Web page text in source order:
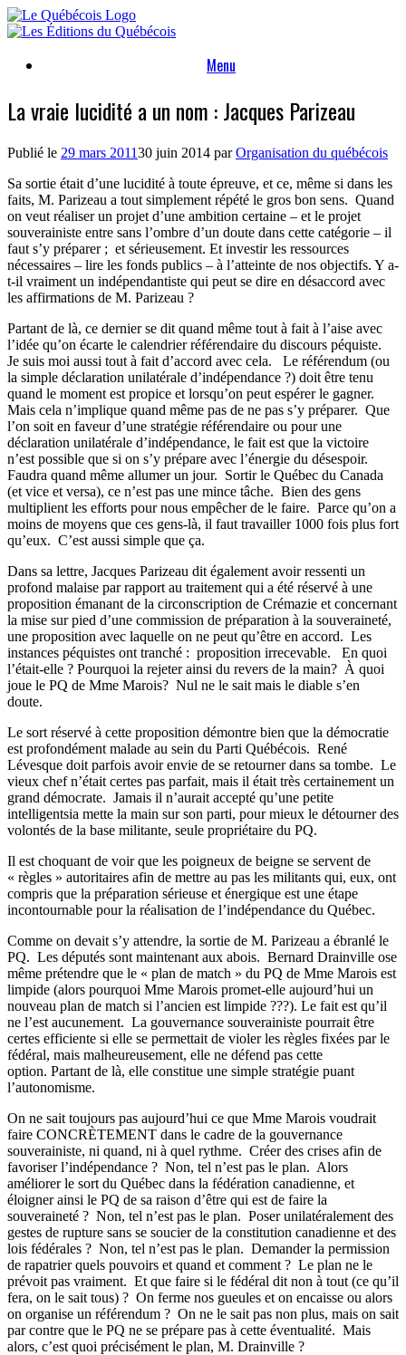
Skip
to
Menu
La vraie lucidité a un nom : Jacques Parizeau
Publié le 29 mars 201130 juin 2014 parOrganisation du québécois
Sa sortie était d’une lucidité à toute épreuve, et ce, même si dans les
faits, M. Parizeau a tout simplement répété le gros bon sens. Quand
on veut réaliser un projet d’une ambition certaine – et le projet
souverainiste entre sans l’ombre d’un doute dans cette catégorie – il
faut s’y préparer ; et sérieusement. Et investir les ressources
nécessaires – lire les fonds publics – à l’atteinte de nos objectifs. Y a-
t-il vraiment un indépendantiste qui peut se dire en désaccord avec
les affirmations de M. Parizeau ?
Partant de là, ce dernier se dit quand même tout à fait à l’aise avec
l’idée qu’on écarte le calendrier référendaire du discours péquiste.
Je suis moi aussi tout à fait d’accord avec cela.
Le référendum (ou
la simple déclaration unilatérale d’indépendance ?) doit être tenu
quand le moment est propice et lorsqu’on peut espérer le gagner.
Mais cela n’implique quand même pas de ne pas s’y préparer. Que
l’on soit en faveur d’une stratégie référendaire ou pour une
déclaration unilatérale d’indépendance, le fait est que la victoire
n’est possible que si on s’y prépare avec l’énergie du désespoir.
Faudra quand même allumer un jour. Sortir le Québec du Canada
(et vice et versa), ce n’est pas une mince tâche. Bien des gens
multiplient les efforts pour nous empêcher de le faire. Parce qu’on a
moins de moyens que ces gens-là, il faut travailler 1000 fois plus fort
qu’eux. C’est aussi simple que ça.
Dans sa lettre, Jacques Parizeau dit également avoir ressenti un
profond malaise par rapport au traitement qui a été réservé à une
proposition émanant de la circonscription de Crémazie et concernant
la mise sur pied d’une commission de préparation à la souveraineté,
une proposition avec laquelle on ne peut qu’être en accord. Les
instances péquistes ont tranché : proposition irrecevable.
En quoi
l’était-elle ? Pourquoi la rejeter ainsi du revers de la main? À quoi
joue le PQ de Mme Marois? Nul ne le sait mais le diable s’en
doute.
Le sort réservé à cette proposition démontre bien que la démocratie
est profondément malade au sein du Parti Québécois. René
Lévesque doit parfois avoir envie de se retourner dans sa tombe. Le
vieux chef n’était certes pas parfait, mais il était très certainement un
grand démocrate. Jamais il n’aurait accepté qu’une petite
intelligentsia mette la main sur son parti, pour mieux le détourner des
volontés de la base militante, seule propriétaire du PQ.
Il est choquant de voir que les poigneux de beigne se servent de
« règles » autoritaires afin de mettre au pas les militants qui, eux, ont
compris que la préparation sérieuse et énergique est une étape
incontournable pour la réalisation de l’indépendance du Québec.
Comme on devait s’y attendre, la sortie de M. Parizeau a ébranlé le
PQ. Les députés sont maintenant aux abois. Bernard Drainville ose
même prétendre que le « plan de match » du PQ de Mme Marois est
limpide (alors pourquoi Mme Marois promet-elle aujourd’hui un
nouveau plan de match si l’ancien est limpide ???). Le fait est qu’il
ne l’est aucunement. La gouvernance souverainiste pourrait être
certes efficiente si elle se permettait de violer les règles fixées par le
fédéral, mais malheureusement, elle ne défend pas cette
option. Partant de là, elle constitue une simple stratégie puant
l’autonomisme.
On ne sait toujours pas aujourd’hui ce que Mme Marois voudrait
faire CONCRÈTEMENT dans le cadre de la gouvernance
souverainiste, ni quand, ni à quel rythme. Créer des crises afin de
favoriser l’indépendance ? Non, tel n’est pas le plan. Alors
améliorer le sort du Québec dans la fédération canadienne, et
éloigner ainsi le PQ de sa raison d’être qui est de faire la
souveraineté ? Non, tel n’est pas le plan. Poser unilatéralement des
gestes de rupture sans se soucier de la constitution canadienne et des
lois fédérales ? Non, tel n’est pas le plan. Demander la permission
de rapatrier quels pouvoirs et quand et comment ? Le plan ne le
prévoit pas vraiment. Et que faire si le fédéral dit non à tout (ce qu’il
fera, on le sait tous) ? On ferme nos gueules et on encaisse ou alors
on organise un référendum ? On ne le sait pas non plus, mais on sait
par contre que le PQ ne se prépare pas à cette éventualité. Mais
alors, c’est quoi précisément le plan, M. Drainville ?